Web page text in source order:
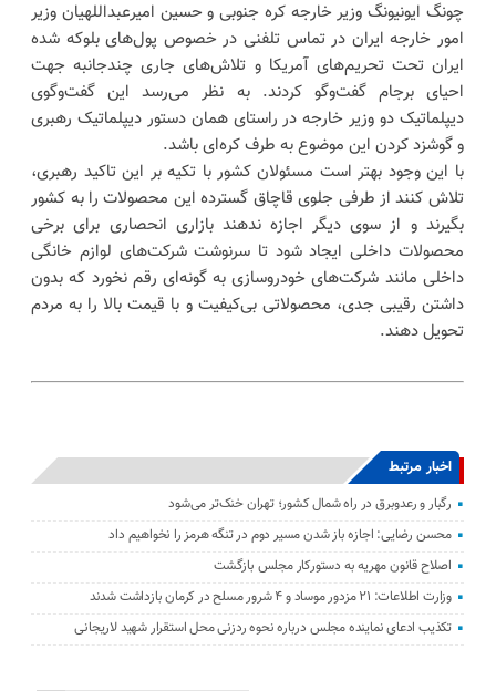
چونگ ایونیونگ وزیر خارجه کره جنوبی و حسین امیرعبداللهیان وزیر
امور خارجه ایران در تماس تلفنی در خصوص پول‌های بلوکه شده
ایران تحت تحریم‌های آمریکا و تلاش‌های جاری چندجانبه جهت
احیای برجام گفت‌وگو کردند. به نظر می‌رسد این گفت‌وگوی
دیپلماتیک دو وزیر خارجه در راستای همان دستور دیپلماتیک رهبری
و گوشزد کردن این موضوع به طرف کره‌ای باشد.
با این وجود بهتر است مسئولان کشور با تکیه بر این تاکید رهبری،
تلاش کنند از طرفی جلوی قاچاق گسترده این محصولات را به کشور
بگیرند و از سوی دیگر اجازه ندهند بازاری انحصاری برای برخی
محصولات داخلی ایجاد شود تا سرنوشت شرکت‌های لوازم خانگی
داخلی مانند شرکت‌های خودروسازی به گونه‌ای رقم نخورد که بدون
داشتن رقیبی جدی، محصولاتی بی‌کیفیت و با قیمت بالا را به مردم
تحویل دهند.
اخبار مرتبط
رگبار و رعدوبرق در راه شمال کشور؛ تهران خنک‌تر می‌شود
محسن رضایی: اجازه باز شدن مسیر دوم در تنگه هرمز را نخواهیم داد
اصلاح قانون مهریه به دستورکار مجلس بازگشت
وزارت اطلاعات: ۲۱ مزدور موساد و ۴ شرور مسلح در کرمان بازداشت شدند
تکذیب ادعای نماینده مجلس درباره نحوه ردزنی محل استقرار شهید لاریجانی